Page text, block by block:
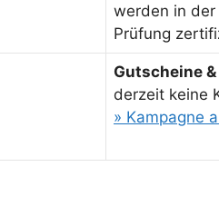
werden in der
Prüfung
Gutscheine
derzeit keine
» Kampagne